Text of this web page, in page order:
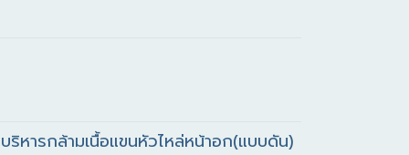
หารกล้ามเนื้อแขนหัวไหล่หน้าอก(แบบดัน)